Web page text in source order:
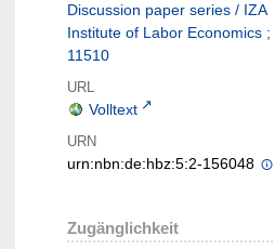
Discussion paper series / IZA
Institute of Labor Economics ;
11510
URL
Volltext
URN
urn:nbn:de:hbz:5:2-156048
Zugänglichkeit